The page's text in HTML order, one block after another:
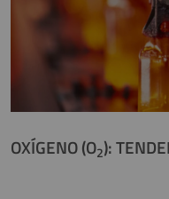
OXÍGENO (O2):